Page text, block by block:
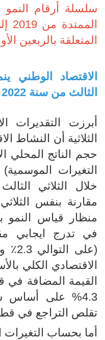
سلسلة أرقام النمو
المتعلقة بالربعين
الاقتصاد الوطني
الثالث من سنة 2022
برزت التقديرات
الثلاثية أن
النشاط
حجم الناتج المحلي
التغيرات
خلال الثلاثي الثالث من
منظار قياس النمو
في تدرج ايجابي
(على التوالي 2.3٪ و2.6٪).
الاقتصادي الكلي
القيمة المضافة في
4.3% على أساس
تقلص التراجع في
ما بحساب التغيرات